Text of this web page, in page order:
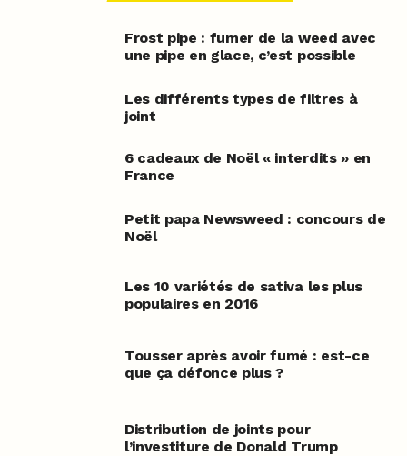
Frost pipe : fumer de la weed avec
une pipe en glace, c’est possible
Les différents types de filtres à
joint
6 cadeaux de Noël « interdits » en
France
Petit papa Newsweed : concours de
Noël
Les 10 variétés de sativa les plus
populaires en 2016
Tousser après avoir fumé : est-ce
que ça défonce plus ?
Distribution de joints pour
l’investiture de Donald Trump